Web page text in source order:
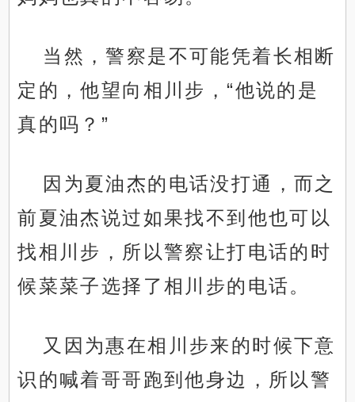
当然，警察是不可能凭着长相断
定的，他望向相川步，“他说的是
真的吗？”
因为夏油杰的电话没打通，而之
前夏油杰说过如果找不到他也可以
找相川步，所以警察让打电话的时
候菜菜子选择了相川步的电话。
又因为惠在相川步来的时候下意
识的喊着哥哥跑到他身边，所以警